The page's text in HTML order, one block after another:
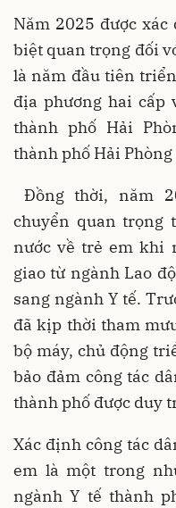
Năm 2025 được
biệt quan trọng đối
là năm đầu tiên
địa phương hai cấp
thành phố Hải
thành phố Hải
Đồng thời, năm
chuyển quan trọng
nước về trẻ em khi
giao từ ngành Lao
sang ngành Y tế.
đã kịp thời tham
bộ máy, chủ động
bảo đảm công tác
thành phố được duy
Xác định công tác
em là một trong
ngành Y tế thành